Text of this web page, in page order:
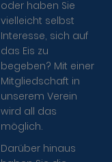
oder haben Sie
vielleicht selbst
Interesse, sich auf
das Eis zu
begeben? Mit einer
Mitgliedschaft in
unserem Verein
wird all das
möglich.
Darüber hinaus